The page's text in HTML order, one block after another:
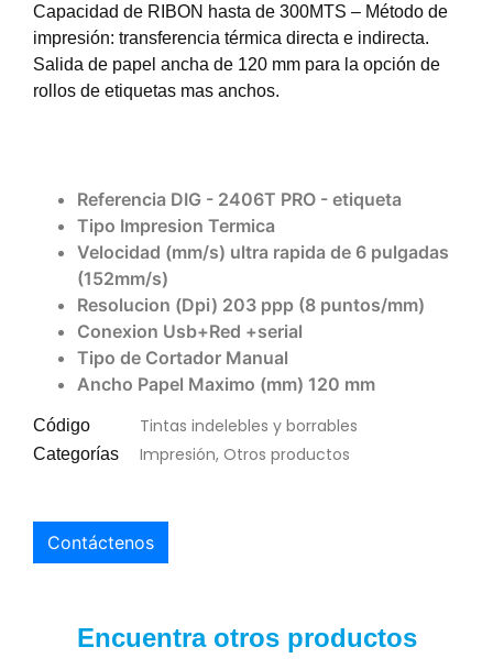
Capacidad de RIBON hasta de 300MTS – Método de
impresión: transferencia térmica directa e indirecta.
Salida de papel ancha de 120 mm para la opción de
rollos de etiquetas mas anchos.
Referencia DIG - 2406T PRO - etiqueta
Tipo Impresion Termica
Velocidad (mm/s) ultra rapida de 6 pulgadas
(152mm/s)
Resolucion (Dpi) 203 ppp (8 puntos/mm)
Conexion Usb+Red +serial
Tipo de Cortador Manual
Ancho Papel Maximo (mm) 120 mm
Código Tintas indelebles y borrables
Categorías Impresión, Otros productos
Contáctenos
Encuentra otros productos